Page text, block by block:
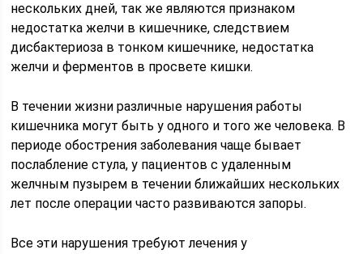
нескольких дней, так же являются признаком
недостатка желчи в кишечнике, следствием
дисбактериоза в тонком кишечнике, недостатка
желчи и ферментов в просвете кишки.
В течении жизни различные нарушения работы
кишечника могут быть у одного и того же человека. В
периоде обострения заболевания чаще бывает
послабление стула, у пациентов с удаленным
желчным пузырем в течении ближайших нескольких
лет после операции часто развиваются запоры.
Все эти нарушения требуют лечения у